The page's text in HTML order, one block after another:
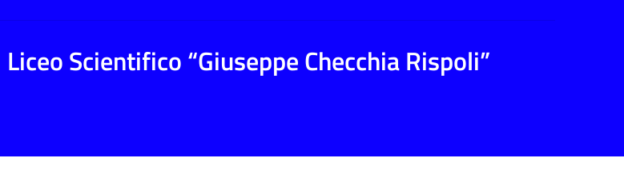
Liceo Scientifico “Giuseppe Checchia Rispoli”